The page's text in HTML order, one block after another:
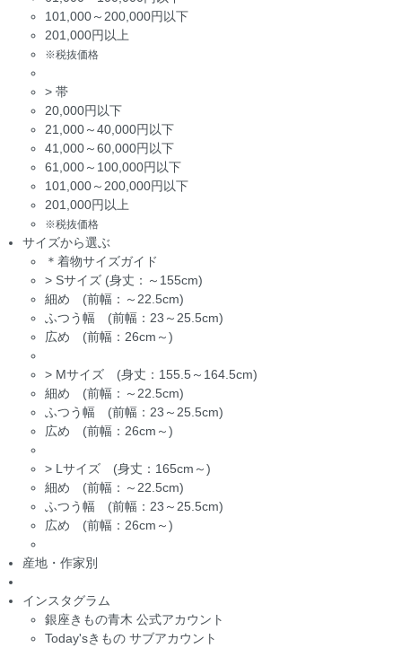
101,000～200,000円以下
201,000円以上
※税抜価格
> 帯
20,000円以下
21,000～40,000円以下
41,000～60,000円以下
61,000～100,000円以下
101,000～200,000円以下
201,000円以上
※税抜価格
サイズから選ぶ
＊着物サイズガイド
> Sサイズ (身丈：～155cm)
細め (前幅：～22.5cm)
ふつう幅 (前幅：23～25.5cm)
広め (前幅：26cm～)
> Mサイズ (身丈：155.5～164.5cm)
細め (前幅：～22.5cm)
ふつう幅 (前幅：23～25.5cm)
広め (前幅：26cm～)
> Lサイズ (身丈：165cm～)
細め (前幅：～22.5cm)
ふつう幅 (前幅：23～25.5cm)
広め (前幅：26cm～)
産地・作家別
インスタグラム
銀座きもの青木 公式アカウント
Today'sきもの サブアカウント